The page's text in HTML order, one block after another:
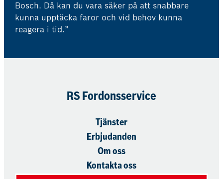
Bosch. Då kan du vara säker på att snabbare
kunna upptäcka faror och vid behov kunna
reagera i tid.”
RS Fordonsservice
Tjänster
Erbjudanden
Om oss
Kontakta oss